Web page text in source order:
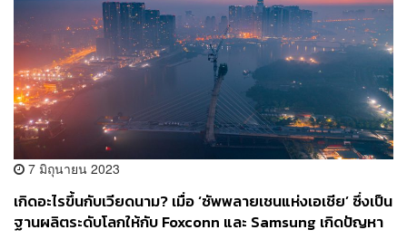
7 มิถุนายน 2023
เกิดอะไรขึ้นกับเวียดนาม? เมื่อ ‘ซัพพลายเชนแห่งเอเชีย’ ซึ่งเป็น
ฐานผลิตระดับโลกให้กับ Foxconn และ Samsung เกิดปัญหา